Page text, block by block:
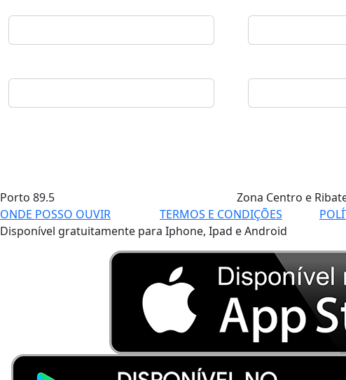
Porto 89.5 Zona Centro e
ONDE POSSO OUVIR
TERMOS E CONDIÇÕES
Disponível gratuitamente para Iphone, Ipad e Android